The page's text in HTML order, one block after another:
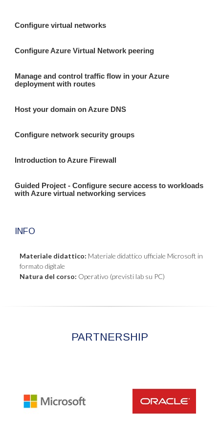
Configure virtual networks
Configure Azure Virtual Network peering
Manage and control traffic flow in your Azure
deployment with routes
Host your domain on Azure DNS
Configure network security groups
Introduction to Azure Firewall
Guided Project - Configure secure access to workloads
with Azure virtual networking services
INFO
Materiale didattico: Materiale didattico ufficiale Microsoft in
formato digitale
Natura del corso: Operativo (previsti lab su PC)
PARTNERSHIP